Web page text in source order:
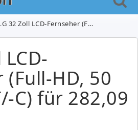
32 Zoll LCD-Fernseher (Full-HD, 50 Hz, DVB-T/-C) für 282,09 Euro
(Full-HD, 50
C) für 282,09